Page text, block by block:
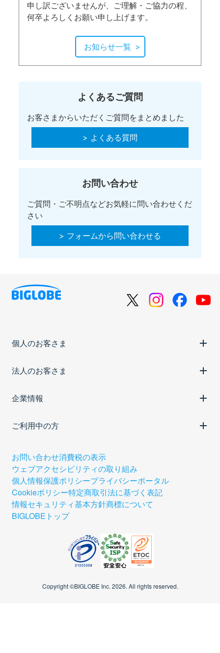
申し訳ございませんが、ご理解・ご協力の程、
何卒よろしくお願い申し上げます。
お知らせ一覧
よくあるご質問
お客さまからいただくご質問をまとめました
> よくある質問
お問い合わせ
ご質問・ご不明点などお気軽に問い合わせくだ
さい
> フォームから問い合わせる
個人のお客さま
法人のお客さま
企業情報
ご利用中の方
お問い合わせ消費税の表示
ウェブアクセシビリティの取り組み
個人情報保護ポリシープライバシーポータル
Cookieポリシー特定商取引法に基づく表記
情報セキュリティ基本方針商標について
BIGLOBEトップ
Copyright ©BIGLOBE Inc. 2026. All rights reserved.